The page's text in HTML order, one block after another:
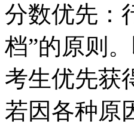
分数优先：
档”的原则
考生优先获
若因各种原